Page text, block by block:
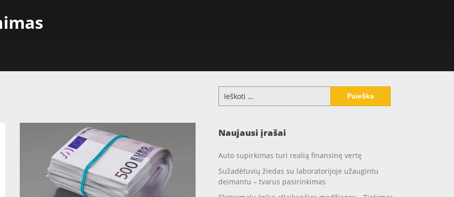
Ieškoti:
Naujausi įrašai
Auto supirkimas turi realią finansinę vertę
Sužadėtuvių žiedas su laboratorijoje užaugintu
deimantu – tvarus pasirinkimas